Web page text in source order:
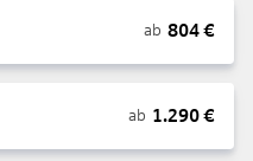
ab 804€
ab 1.290€